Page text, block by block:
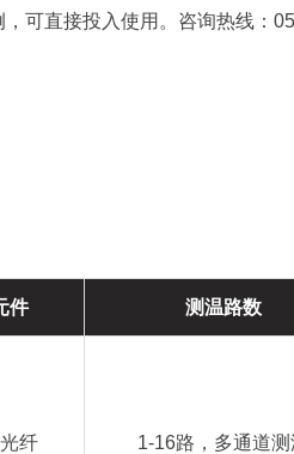
可直接投入使用。咨询热线：
件 测温路数
纤 1-16路，多通道测